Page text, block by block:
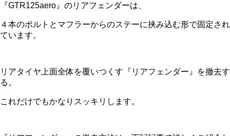
『GTR125aero』のリアフェンダーは、
４本のボルトとマフラーからのステーに挟み込む形で固定され
ています。
リアタイヤ上面全体を覆いつくす『リアフェンダー』を撤去す
る。
これだけでもかなりスッキリします。